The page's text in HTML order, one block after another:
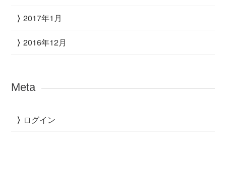
2017年1月
2016年12月
Meta
ログイン